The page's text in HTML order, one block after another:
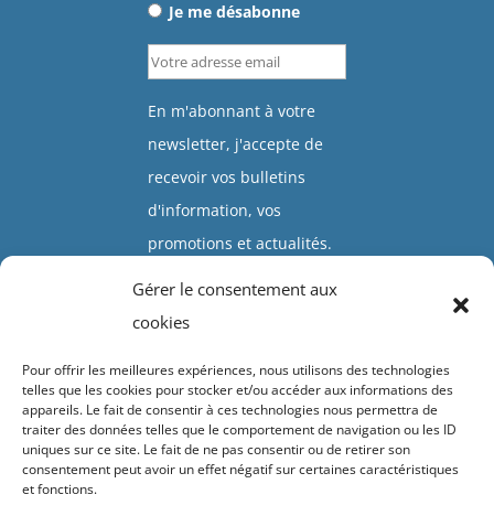
Gérer le consentement aux
cookies
Pour offrir les meilleures expériences, nous utilisons des technologies
telles que les cookies pour stocker et/ou accéder aux informations des
appareils. Le fait de consentir à ces technologies nous permettra de
traiter des données telles que le comportement de navigation ou les ID
uniques sur ce site. Le fait de ne pas consentir ou de retirer son
consentement peut avoir un effet négatif sur certaines caractéristiques
et fonctions.
Je me désabonne
En m'abonnant à votre
newsletter, j'accepte de
recevoir vos bulletins
d'information, vos
promotions et actualités.
Accueil Présentation Click & collect Vivaces
Arbustes
Plantes grimpantes